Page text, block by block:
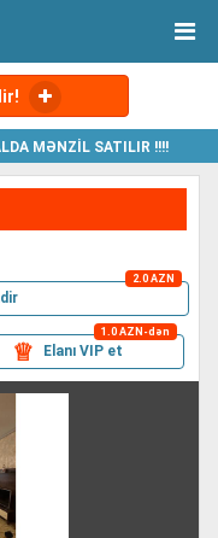
MƏNZİL SATILIR !!!!
2.0 AZN
♕ Elanı VIP et
1.0 AZN-dən